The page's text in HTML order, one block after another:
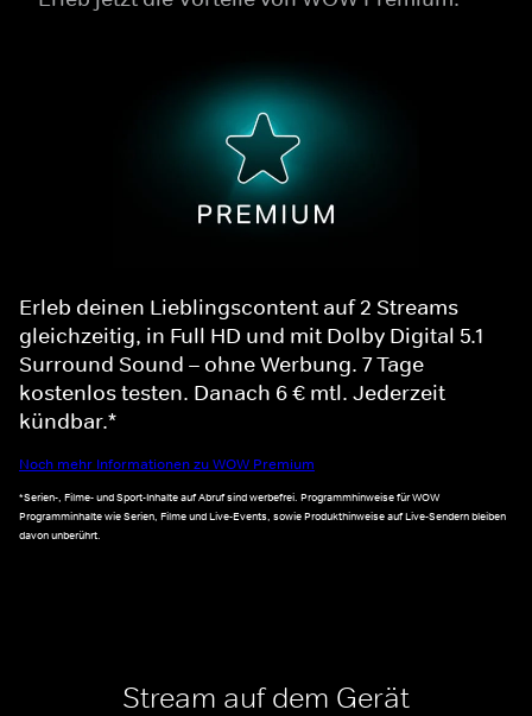
Erleb deinen Lieblingscontent auf 2 Streams
gleichzeitig, in Full HD und mit Dolby Digital 5.1
Surround Sound – ohne Werbung. 7 Tage
kostenlos testen. Danach 6 € mtl. Jederzeit
kündbar.*
Noch mehr Informationen zu WOW Premium
*Serien-, Filme- und Sport-Inhalte auf Abruf sind werbefrei. Programmhinweise für WOW
Programminhalte wie Serien, Filme und Live-Events, sowie Produkthinweise auf Live-Sendern bleiben
davon unberührt.
Stream auf dem Gerät